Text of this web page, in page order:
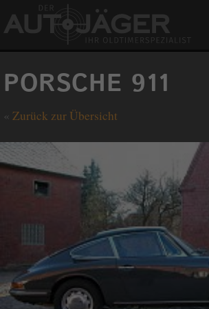
ANGEBOTE
DER AUTOJÄGER
GÄSTEBUCH
KONTAKT
ENGLISH
0 1515 / 466 66 80
PORSCHE 911
« Zurück zur Übersicht